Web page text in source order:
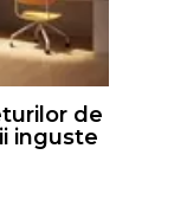
de
inguste